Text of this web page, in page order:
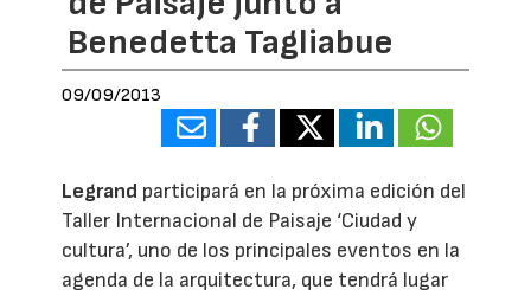
Benedetta Tagliabue
09/09/2013
Legrand participará en la próxima edición del
Taller Internacional de Paisaje ‘Ciudad y
cultura’, uno de los principales eventos en la
agenda de la arquitectura, que tendrá lugar